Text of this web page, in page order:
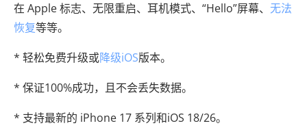
在 Apple 标志、无限重启、耳机模式、“Hello”屏幕、 无法
恢复等等。
* 轻松免费升级或降级iOS版本。
* 保证100%成功，且不会丢失数据。
* 支持最新的 iPhone 17 系列和iOS 18/26。